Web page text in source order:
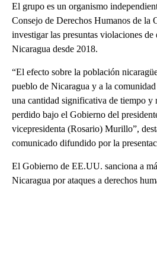
El grupo es un organismo
Consejo de Derechos Humanos de la
investigar las presuntas violaciones de
Nicaragua desde 2018.
“El efecto sobre la población
pueblo de Nicaragua y a la
una cantidad significativa de tiempo y
perdido bajo el Gobierno del
vicepresidenta (Rosario) Murillo”,
comunicado difundido por la
El Gobierno de EE.UU. sanciona a
Nicaragua por ataques a derechos